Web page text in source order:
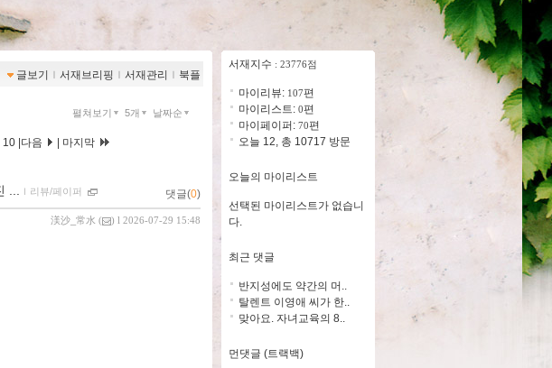
글보기 ｌ 서재브리핑 ｌ 서재관리 ｌ 북플
펼쳐보기 5개 날짜순
10 다음 마지막
... ｌ 리뷰/페이퍼 댓글(0)
渼沙_常水 ( ) l 2026-07-29 15:48
서재지수 : 23776점
마이리뷰: 107편
마이리스트: 0편
마이페이퍼: 70편
오늘 12, 총 10717 방문
오늘의 마이리스트
선택된 마이리스트가 없습니
다.
최근 댓글
반지성에도 약간의 머..
탈렌트 이영애 씨가 한..
맞아요. 자녀교육의 8..
먼댓글 (트랙백)